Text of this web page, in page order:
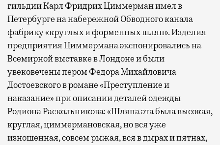
гильдии Карл Фридрих Циммерман имел в
Петербурге на набережной Обводного канала
фабрику «круглых и форменных шляп». Изделия
предприятия Циммермана экспонировались на
Всемирной выставке в Лондоне и были
увековечены пером Федора Михайловича
Достоевского в романе «Преступление и
наказание» при описании деталей одежды
Родиона Раскольникова: «Шляпа эта была высокая,
круглая, циммермановская, но вся уже
изношенная, совсем рыжая, вся в дырах и пятнах,